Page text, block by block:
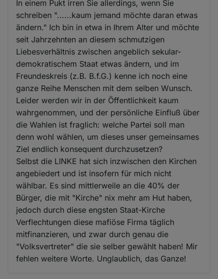
In einem Pukt irren Sie allerdings, wenn Sie
schreiben "......kaum jemand möchte daran etwas
ändern." Ich bin in etwa in Ihrem Alter und möchte
seit Jahrzehnten an diesem schmutzigen
Liebesverhältnis zwischen angeblich sekular-
demokratischem Staat etwas ändern, und im
Freundeskreis (z.B. B.f.G.) kenne ich noch eine
ganze Reihe Menschen mit dem selben Wunsch.
Leider werden wir in der Öffentlichkeit kaum
wahrgenommen, und der persönliche Einfluß über
die Wahlen ist fraglich: welche Partei soll man
denn wohl wählen, um dieses unser gemeinsames
Ziel endlich konsequent durchzusetzen?
Selbst die LINKE hat sich inzwischen den Kirchen
angebiedert und ist insofern für mich nicht
wählbar. Es sind mittlerweile an die 40% der
Bürger, die mit "Kirche" nix mehr am Hut haben,
jedoch durch diese engsten Staat-Kirche
Verflechtungen diese mafiöse Firma täglich
mitfinanzieren, und zwar durch genau die
"Volksvertreter" die sie selber gewählt haben! Mir
fehlen weitere Worte. Unglaublich, das Ganze!